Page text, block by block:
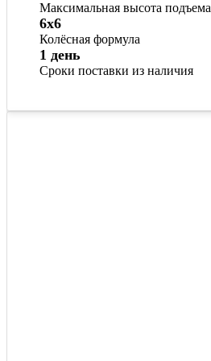
Максимальная высота подъема
Колёсная формула
6х6
Сроки поставки из наличия
1 день